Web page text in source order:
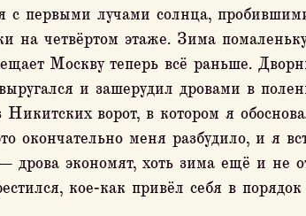
с первыми лучами солнца,
на четвёртом этаже. Зима помаленьку
Москву теперь всё раньше.
и зашерудил дровами в
ворот, в котором я
окончательно меня разбудило, и я
дрова экономят, хоть зима ещё и не
кое‑как привёл себя в